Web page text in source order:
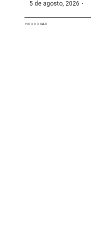
5 de agosto, 2026 ·
PUBLICIDAD